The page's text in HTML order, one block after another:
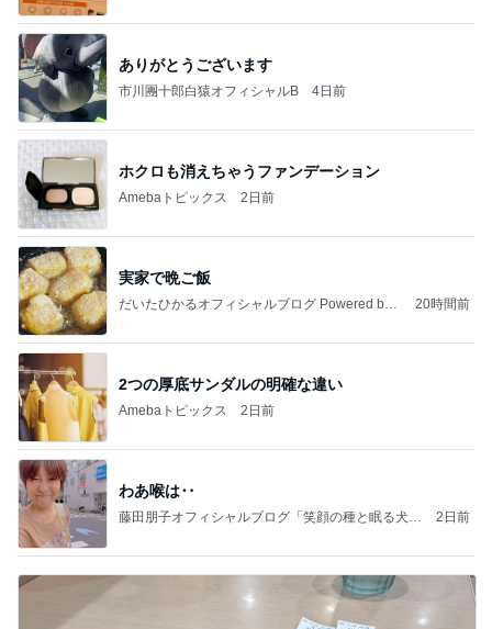
ありがとうございます
市川團十郎白猿オフィシャルB 4日前
ホクロも消えちゃうファンデーション
Amebaトピックス 2日前
実家で晩ご飯
だいたひかるオフィシャルブログ Powered by
20時間前
2つの厚底サンダルの明確な違い
Amebaトピックス 2日前
わあ喉は‥
藤田朋子オフィシャルブログ「笑顔の種と眠る犬」
2日前